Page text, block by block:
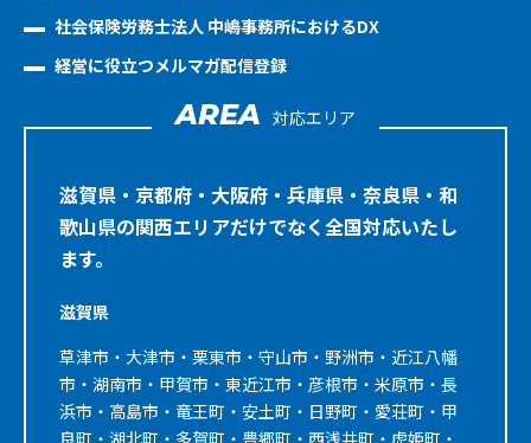
社会保険労務士法人 中嶋事務所におけるDX
経営に役立つメルマガ配信登録
AREA 対応エリア
滋賀県・京都府・大阪府・兵庫県・奈良県・和
歌山県の関西エリアだけでなく全国対応いたし
ます。
滋賀県
草津市・大津市・栗東市・守山市・野洲市・近江八幡
市・湖南市・甲賀市・東近江市・彦根市・米原市・長
浜市・高島市・竜王町・安土町・日野町・愛荘町・甲
良町・湖北町・多賀町・豊郷町・西浅井町・虎姫町・